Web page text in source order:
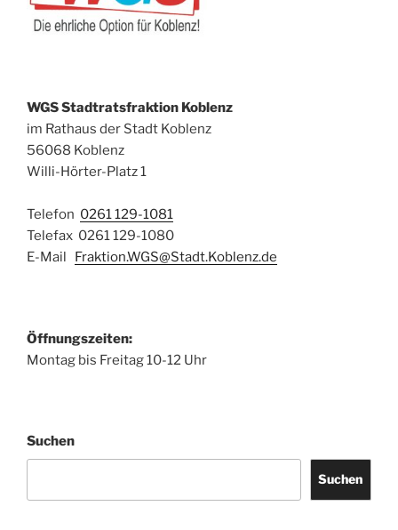
WGS Stadtratsfraktion Koblenz
im Rathaus der Stadt Koblenz
56068 Koblenz
Willi-Hörter-Platz 1
Telefon 0261 129-1081
Telefax 0261 129-1080
E-Mail Fraktion.WGS@Stadt.Koblenz.de
Öffnungszeiten:
Montag bis Freitag 10-12 Uhr
Suchen
Suchen